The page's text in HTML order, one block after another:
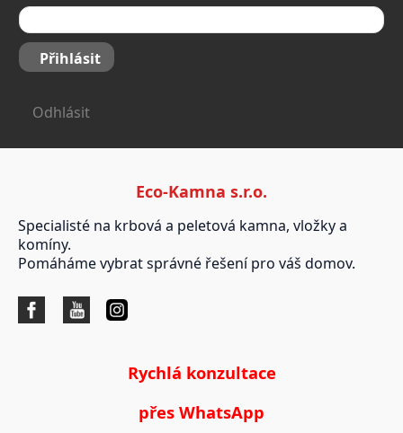
Přihlásit
Odhlásit
Eco-Kamna s.r.o.
Specialisté na krbová a peletová kamna, vložky a
komíny.
Pomáháme vybrat správné řešení pro váš domov.
Rychlá konzultace
přes WhatsApp